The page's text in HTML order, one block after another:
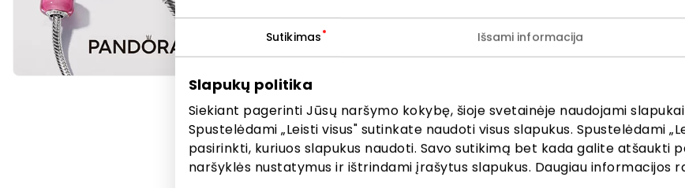
Sutikimas Išsami informacija
Slapukų politika
Siekiant pagerinti Jūsų naršymo kokybę, šioje svetainėje naudojami
Spustelėdami „Leisti visus" sutinkate naudoti visus slapukus. Spustelėdami
pasirinkti, kuriuos slapukus naudoti. Savo sutikimą bet kada galite atšaukti
naršyklės nustatymus ir ištrindami įrašytus slapukus. Daugiau informacijos